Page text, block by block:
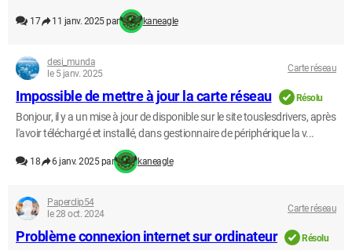
17 11 janv. 2025 par kaneagle
desi_munda
le 5 janv. 2025
Carte réseau
Impossible de mettre à jour la carte réseau Résolu
Bonjour, il y a un mise à jour de disponible sur le site touslesdrivers, après
l'avoir téléchargé et installé, dans gestionnaire de périphérique la v...
18 6 janv. 2025 par kaneagle
Paperclip54
le 28 oct. 2024
Carte réseau
Problème connexion internet sur ordinateur Résolu